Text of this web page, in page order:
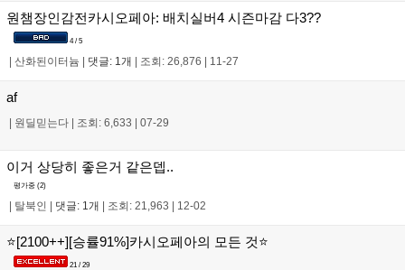
원챔장인감전카시오페아: 배치실버4 시즌마감 다3??
4 / 5
| 산화된이터늄 | 댓글: 1개 | 조회: 26,876 | 11-27
af
| 원딜믿는다 | 조회: 6,633 | 07-29
이거 상당히 좋은거 같은뎁..
평가중 (2)
탈북인 댓글: 1개 조회: 21,963 12-02
⭐[2100++][승률91%]카시오페아의 모든 것⭐
21 / 29